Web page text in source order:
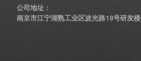
公司地址：
南京市江宁湖熟工业区波光路18号研发楼